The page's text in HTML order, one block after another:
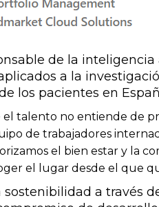
de la inteligencia
a la
los pacientes en
el talento no entiende de
de trabajadores
el bien estar y la
el lugar desde el que
a través